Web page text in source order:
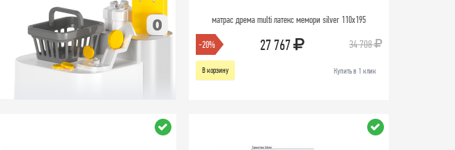
матрас дрема multi латекс мемори silver 110х195
-20% 27 767 34 708
В корзину Купить в 1 клик